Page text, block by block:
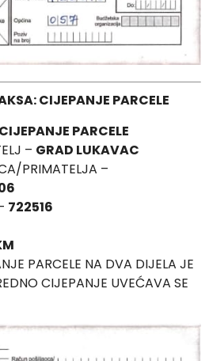
CIJEPANJE PARCELE
CIJEPANJE PARCELE
– GRAD LUKAVAC
PRIMATELJA –
722516
PARCELE NA DVA DIJELA JE
CIJEPANJE UVEĆAVA SE